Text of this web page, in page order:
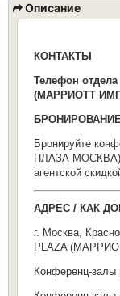
Описание
КОНТАКТЫ
Телефон отдела
(МАРРИОТТ
Бронируйте
ПЛАЗА МОСКВА)
агентской
АДРЕС / КАК
г. Москва,
PLAZA
Конференц-залы